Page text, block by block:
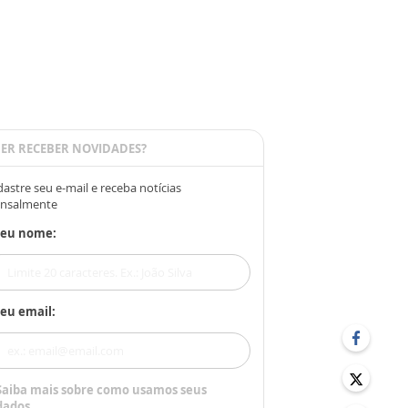
RECEBER NOVIDADES?
seu e-mail e receba notícias
nome:
email:
mais sobre como usamos seus